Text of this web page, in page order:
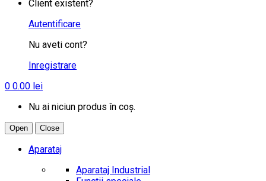
Client existent?
Autentificare
Nu aveti cont?
Inregistrare
0 0.00 lei
Nu ai niciun produs în coș.
Open Close
Aparataj
Aparataj Industrial